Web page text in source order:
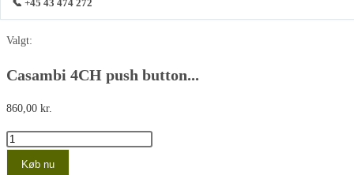
📞 +45 43 474 272
Valgt:
Casambi 4CH push button...
860,00 kr.
Casambi
4CH
Køb nu